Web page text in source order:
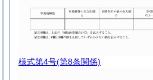
様式第4号(第8条関係)